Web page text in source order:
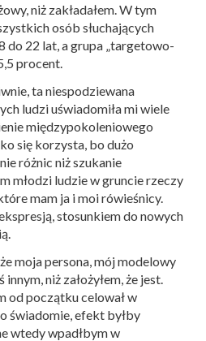
niż zakładałem. W tym
osób słuchających
do 22 lat, a grupa „targetowo-
procent.
ta niespodziewana
ludzi uświadomiła mi wiele
międzypokoleniowego
się korzysta, bo dużo
różnic niż szukanie
młodzi ludzie w gruncie rzeczy
mam ja i moi rówieśnicy.
stosunkiem do nowych
moja persona, mój modelowy
niż założyłem, że jest.
od początku celował w
świadomie, efekt byłby
wtedy wpadłbym w